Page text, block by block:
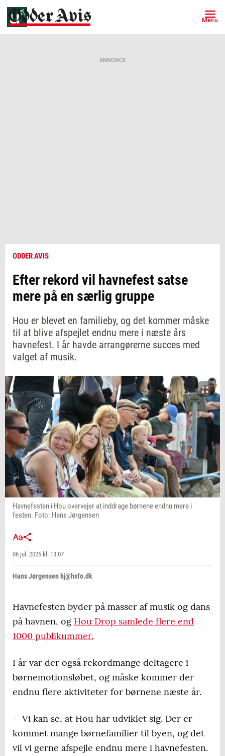
Menu
ANNONCE
ODDER AVIS
Efter rekord vil havnefest satse
mere på en særlig gruppe
Hou er blevet en familieby, og det kommer måske
til at blive afspejlet endnu mere i næste års
havnefest. I år havde arrangørerne succes med
valget af musik.
Havnefesten i Hou overvejer at inddrage børnene endnu mere i
festen. Foto: Hans Jørgensen
06 jul. 2026 kl. 13:07
Hans Jørgensen hj@hsfo.dk
Havnefesten byder på masser af musik og dans
på havnen, og Hou Drop samlede flere end
1000 publikummer.
I år var der også rekordmange deltagere i
børnemotionsløbet, og måske kommer der
endnu flere aktiviteter for børnene næste år.
- Vi kan se, at Hou har udviklet sig. Der er
kommet mange børnefamilier til byen, og det
vil vi gerne afspejle endnu mere i havnefesten.